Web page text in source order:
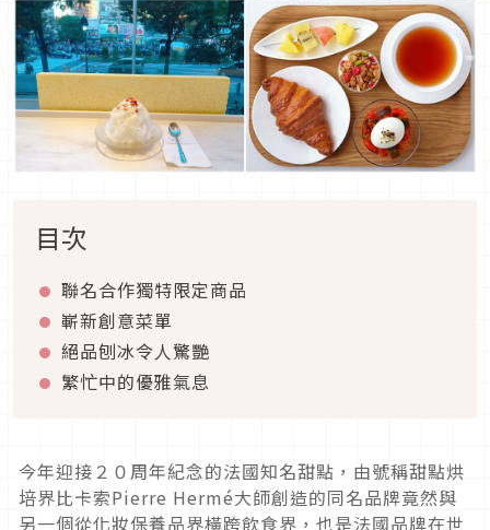
目次
聯名合作獨特限定商品
嶄新創意菜單
絕品刨冰令人驚艷
繁忙中的優雅氣息
今年迎接２０周年紀念的法國知名甜點，由號稱甜點烘
培界比卡索Pierre Hermé大師創造的同名品牌竟然與
另一個從化妝保養品界橫跨飲食界，也是法國品牌在世